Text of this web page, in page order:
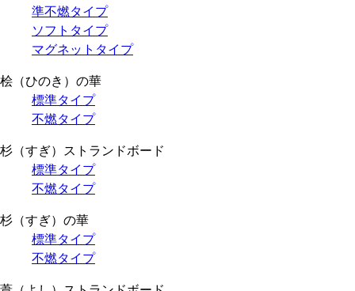
準不燃タイプ
ソフトタイプ
マグネットタイプ
桧（ひのき）の華
標準タイプ
不燃タイプ
杉（すぎ）ストランドボード
標準タイプ
不燃タイプ
杉（すぎ）の華
標準タイプ
不燃タイプ